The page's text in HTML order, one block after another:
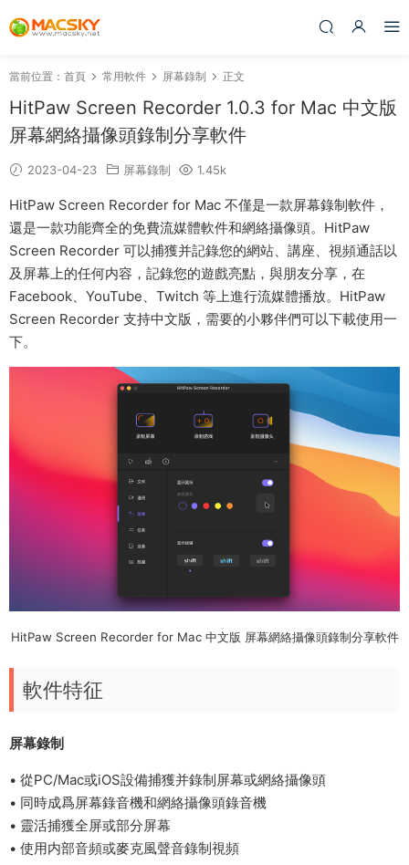
當前位置： 首頁 常用軟件 屏幕錄制 正文
HitPaw Screen Recorder 1.0.3 for Mac 中文版
屏幕網絡攝像頭錄制分享軟件
2023-04-23 屏幕錄制 1.45k
HitPaw Screen Recorder for Mac 不僅是一款屏幕錄制軟件，
還是一款功能齊全的免費流媒體軟件和網絡攝像頭。HitPaw
Screen Recorder 可以捕獲并記錄您的網站、講座、視頻通話以
及屏幕上的任何内容，記錄您的遊戲亮點，與朋友分享，在
Facebook、YouTube、Twitch 等上進行流媒體播放。HitPaw
Screen Recorder 支持中文版，需要的小夥伴們可以下載使用一
下。
HitPaw Screen Recorder for Mac 中文版 屏幕網絡攝像頭錄制分享軟件
軟件特征
屏幕錄制
• 從PC/Mac或iOS設備捕獲并錄制屏幕或網絡攝像頭
• 同時成爲屏幕錄音機和網絡攝像頭錄音機
• 靈活捕獲全屏或部分屏幕
• 使用内部音頻或麥克風聲音錄制視頻